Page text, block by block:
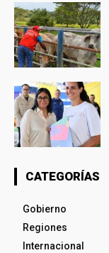
CATEGORÍAS
Gobierno
Regiones
Internacional